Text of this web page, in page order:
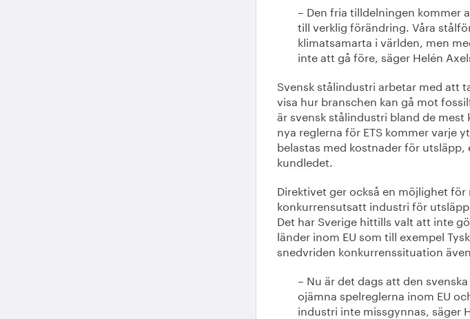
– Den fria tilldelningen kommer
till verklig förändring. Våra
klimatsamarta i världen, men
inte att gå före, säger Helén
Svensk stålindustri arbetar med att
visa hur branschen kan gå mot
är svensk stålindustri bland de
nya reglerna för ETS kommer varje
belastas med kostnader för
kundledet.
Direktivet ger också en möjlighet
konkurrensutsatt industri för
Det har Sverige hittills valt att inte
länder inom EU som till exempel
snedvriden konkurrenssituation
– Nu är det dags att den
ojämna spelreglerna inom EU
industri inte missgynnas, säger